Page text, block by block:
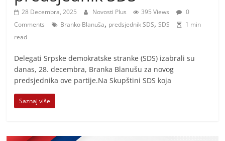
i
t
i
n
i
h
28 Decembra, 2025 Novosti Plus 395 Views
0
Comments
Branko Blanuša, predsjednik SDS,SDS
1 min
read
Delegati Srpske demokratske stranke (SDS) izabrali su
danas, 28. decembra, Branka Blanušu za novog
predsjednika ove partije.Na Skupštini SDS koja
Saznaj više